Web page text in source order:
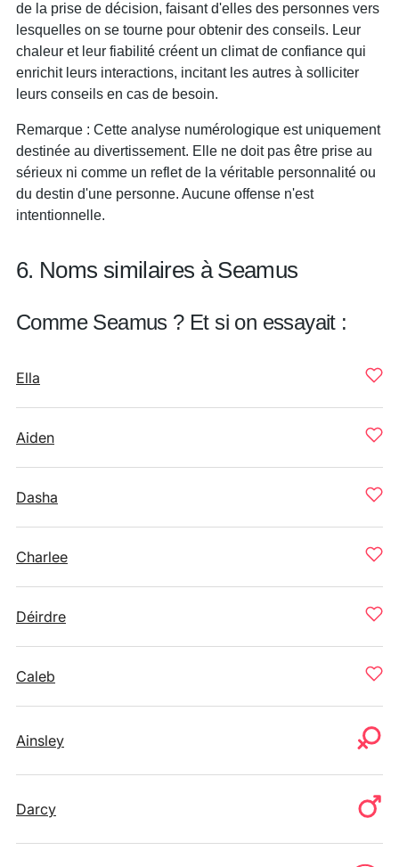
de la prise de décision, faisant d'elles des personnes vers
lesquelles on se tourne pour obtenir des conseils. Leur
chaleur et leur fiabilité créent un climat de confiance qui
enrichit leurs interactions, incitant les autres à solliciter
leurs conseils en cas de besoin.
Remarque : Cette analyse numérologique est uniquement
destinée au divertissement. Elle ne doit pas être prise au
sérieux ni comme un reflet de la véritable personnalité ou
du destin d'une personne. Aucune offense n'est
intentionnelle.
6. Noms similaires à Seamus
Comme Seamus ? Et si on essayait :
Ella
Aiden
Dasha
Charlee
Déirdre
Caleb
Ainsley
Darcy